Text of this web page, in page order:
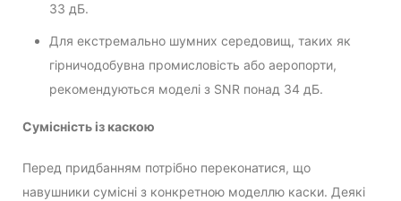
33 дБ.
Для екстремально шумних середовищ, таких як
гірничодобувна промисловість або аеропорти,
рекомендуються моделі з SNR понад 34 дБ.
Сумісність із каскою
Перед придбанням потрібно переконатися, що
навушники сумісні з конкретною моделлю каски. Деякі